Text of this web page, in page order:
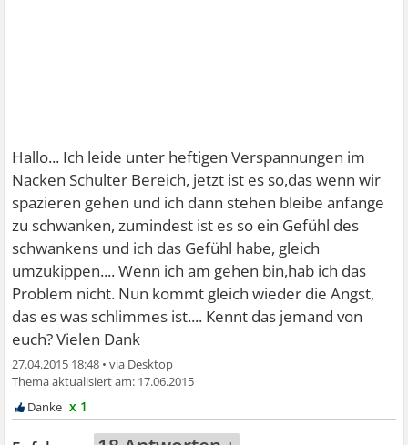
Hallo... Ich leide unter heftigen Verspannungen im
Nacken Schulter Bereich, jetzt ist es so,das wenn wir
spazieren gehen und ich dann stehen bleibe anfange
zu schwanken, zumindest ist es so ein Gefühl des
schwankens und ich das Gefühl habe, gleich
umzukippen.... Wenn ich am gehen bin,hab ich das
Problem nicht. Nun kommt gleich wieder die Angst,
das es was schlimmes ist.... Kennt das jemand von
euch? Vielen Dank
27.04.2015 18:48 •
17.06.2015
x 1